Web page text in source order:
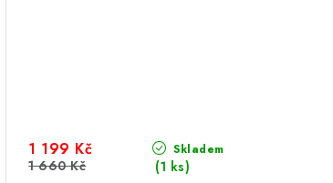
Skladem
(1 ks)
1 199 Kč
1 660 Kč